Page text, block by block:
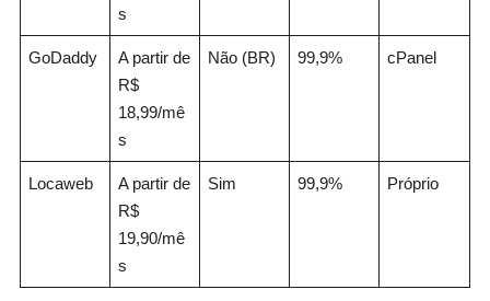
s
GoDaddy
A partir de
R$
18,99/mê
s
Não (BR) 99,9% cPanel
Locaweb
A partir de
R$
19,90/mê
s
Sim 99,9% Próprio